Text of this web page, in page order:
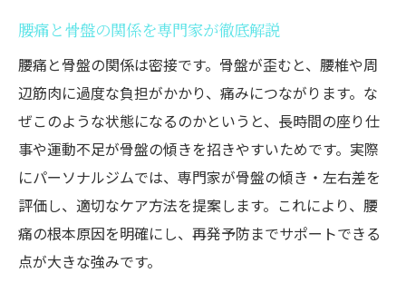
墨田区のパーソナルジムでできる骨盤ケア
お尻まわりの筋肉が腰痛に与える影響
パーソナルジムでお尻の筋肉バランスを整
える
腰痛とお尻の筋肉の関係性を徹底解説
骨盤周辺の筋力強化が腰痛改善のカギ
墨田区のパーソナルジムでできるお尻トレ
ーニング
腰痛と骨盤の関係を専門家が徹底解説
腰痛と骨盤の関係は密接です。骨盤が歪むと、腰椎や周
辺筋肉に過度な負担がかかり、痛みにつながります。な
ぜこのような状態になるのかというと、長時間の座り仕
事や運動不足が骨盤の傾きを招きやすいためです。実際
にパーソナルジムでは、専門家が骨盤の傾き・左右差を
評価し、適切なケア方法を提案します。これにより、腰
痛の根本原因を明確にし、再発予防までサポートできる
点が大きな強みです。